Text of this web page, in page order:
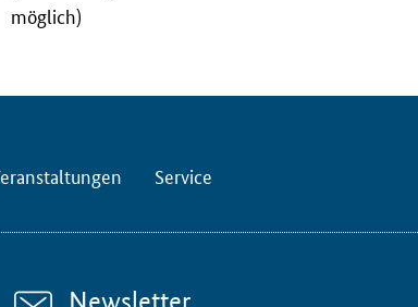
möglich)
Service